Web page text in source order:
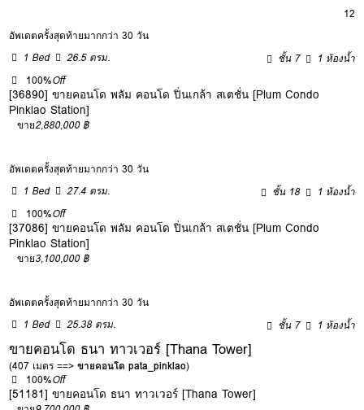
12
อัพเดตครั้งสุดท้ายมากกว่า 30 วัน
1 Bed
26.5 ตรม. ชั้น 7
1 ห้องน้ำ
100%Off
[36890] ขายคอนโด พลัม คอนโด ปิ่นเกล้า สเตชั่น [Plum Condo
Pinklao Station]
ขาย2,880,000 ฿
อัพเดตครั้งสุดท้ายมากกว่า 30 วัน
1 Bed
27.4 ตรม. ชั้น 18
1 ห้องน้ำ
100%Off
[37086] ขายคอนโด พลัม คอนโด ปิ่นเกล้า สเตชั่น [Plum Condo
Pinklao Station]
ขาย3,100,000 ฿
อัพเดตครั้งสุดท้ายมากกว่า 30 วัน
1 Bed
25.38 ตรม. ชั้น 7 1 ห้องน้ำ
ขายคอนโด ธนา ทาวเวอร์ [Thana Tower]
(407 เมตร ==>ขายคอนโด pata_pinklao)
100%Off
[51181] ขายคอนโด ธนา ทาวเวอร์ [Thana Tower]